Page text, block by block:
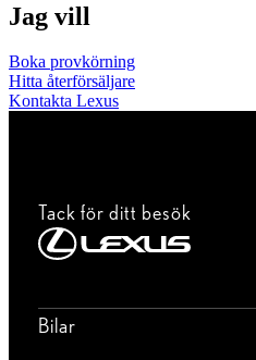
Jag vill
Boka provkörning
Hitta återförsäljare
Kontakta Lexus
Tack för ditt besök
Bilar